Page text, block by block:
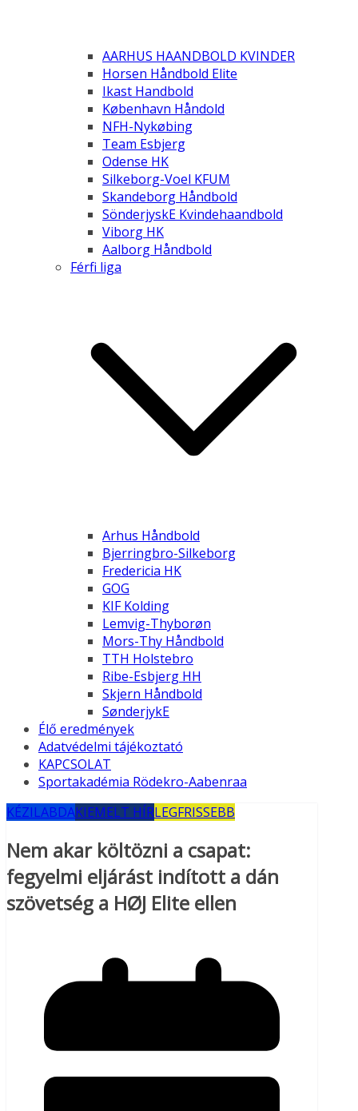
AARHUS HAANDBOLD KVINDER
Horsen Håndbold Elite
Ikast Handbold
København Håndold
NFH-Nykøbing
Team Esbjerg
Odense HK
Silkeborg-Voel KFUM
Skandeborg Håndbold
SönderjyskE Kvindehaandbold
Viborg HK
Aalborg Håndbold
Férfi liga
Arhus Håndbold
Bjerringbro-Silkeborg
Fredericia HK
GOG
KIF Kolding
Lemvig-Thyborøn
Mors-Thy Håndbold
TTH Holstebro
Ribe-Esbjerg HH
Skjern Håndbold
SønderjykE
Élő eredmények
Adatvédelmi tájékoztató
KAPCSOLAT
Sportakadémia Rödekro-Aabenraa
KÉZILABDAKIEMELT HÍRLEGFRISSEBB
Nem akar költözni a csapat:
fegyelmi eljárást indított a dán
szövetség a HØJ Elite ellen